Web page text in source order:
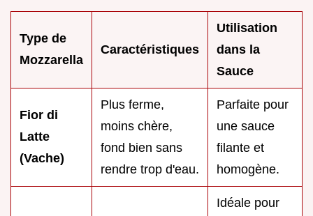
Type de
Mozzarella
Caractéristiques
Utilisation
dans la
Sauce
Fior di
Latte
(Vache)
Plus ferme,
moins chère,
fond bien sans
rendre trop d'eau.
Parfaite pour
une sauce
filante et
homogène.
Idéale pour